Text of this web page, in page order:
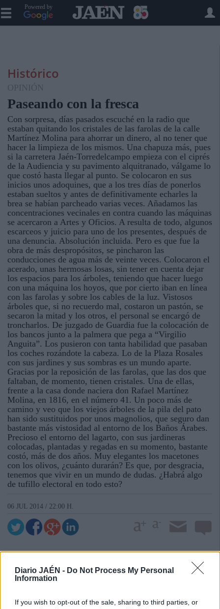
Diario JAÉN - Do Not Process My Personal
Information
If you wish to opt-out of the sale, sharing to third parties, or
Powered by
Histórico
OPINIÓN
Paseando con la fresca
Con sorpresa, días pasados escuché en la radio que
estaban quitando los cristales de las farolas de la calle
Martínez Molina para ahorrar un dinero, al no tener que
hacer la limpieza de los mismos. Una chapuza más, pues
si la carretera Jaén-Torredelcampo empieza con el ciprés
de la Audiencia y su pavimento alquitranado, válgame lo
que costó hasta llegar al punto. Se colocaron en sus
inicios unos adoquines, que a los tres días de ponerlos
estaban sueltos y antes de definitivamente echarles la
brea se habían parcheado varias veces. Añadamos las
concentraciones vecinales en contra cuando las máquinas
se acercaron a Artes y Oficios. A resulta de todo, algunos
escarceos y juicio para uno de los presentes, después de
una denuncia. Absolución incluida. Pero es que fue la
obra de más despropósitos, se pincharon las
conducciones de agua más de veinte veces. Colocaron el
acerado, unas hermosas losas, sin tener en cuenta dejar
los espacios para los árboles, teniendo que hacer luego
con una máquina los hoyos, que por cierto iban en línea
con las farolas y sobre los cables de la luz. Vistosos
árboles que, si no recuerdo mal, costaron un pastón, se
secaron la mitad y los otros, el personal se encargó de
troncharlos. De juzgado de Guardia fue la colocación de
los bancos junto a la palmera que pega a “Virgilio
Anguita”. Los pusieron con tanta habilidad que pasaban
los coches rozándote la cabeza. Lo de la Plaza Rosales
con sus jardines y sus sombras es un mundo aparte.
Gracias por la reposición de las farolas, que las dos que
faltaban, de momento, tienen cristales. Una de ellas,
frente a la casa donde naciera don Rafael Martínez
Molina, en 1816, en el número 41. Un poco más de
camino y veo que los viejos árboles de la pila del pato
han sido sustituidos por unos magnolios, que seguro dan
bastante más vistosidad al entorno de los Baños Árabes.
Precioso el entorno del lagarto, con sus jardineras
colocadas, plantadas y regadas en su momento, bastante
costó, más de dos años. Muy elegantes los macetones
con los olivos, ¿cuánto durarán? Es que, por desgracia,
tenemos que vivir en un mundo de dudas. ¿Habrá algo
de tufillo electoral en todo esto?
06 JUL 2014 / 22:00 H.